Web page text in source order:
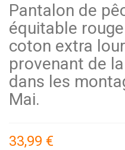
Pantalon de
équitable
coton extra
provenant de
dans les
Mai.
33,99 €